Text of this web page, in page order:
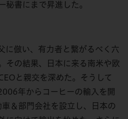
秘書にまで昇進した。
に倣い、有力者と繋がるべく六
その結果、日本に来る南米や欧
と親交を深めた。そうして
年からコーヒーの輸入を開
＆部門会社を設立し、日本の